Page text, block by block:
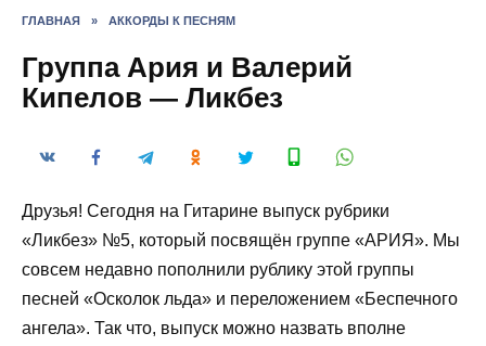
ГЛАВНАЯ » АККОРДЫ К ПЕСНЯМ
Группа Ария и Валерий
Кипелов — Ликбез
Друзья! Сегодня на Гитарине выпуск рубрики
«Ликбез» №5, который посвящён группе «АРИЯ». Мы
совсем недавно пополнили рублику этой группы
песней «Осколок льда» и переложением «Беспечного
ангела». Так что, выпуск можно назвать вполне